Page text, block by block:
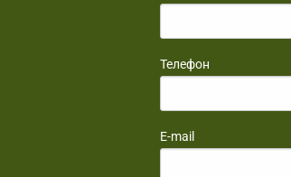
Телефон
E-mail